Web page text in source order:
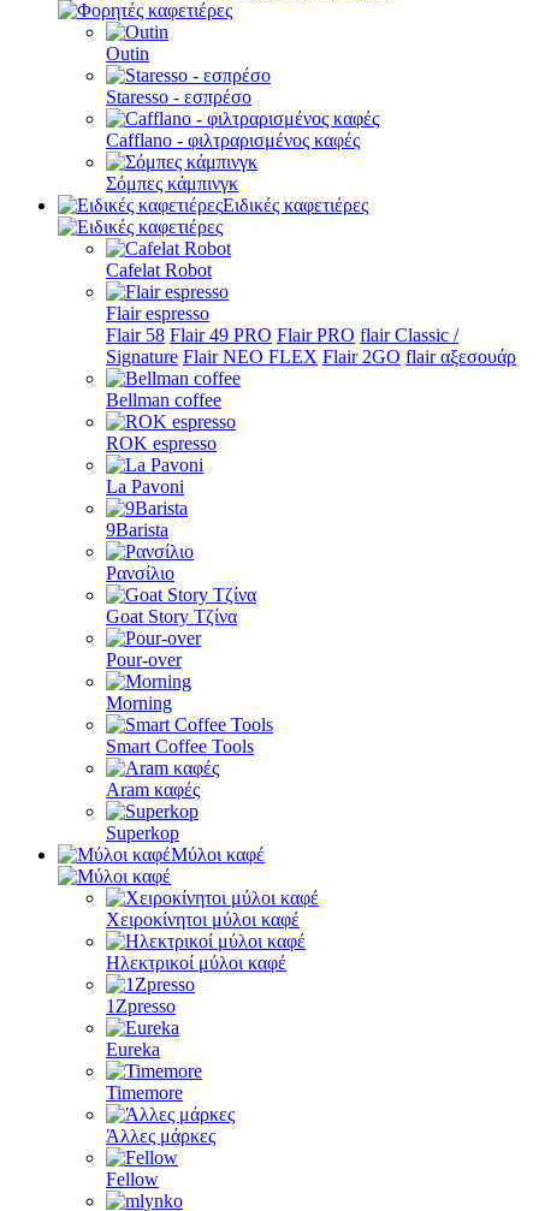
Outin
Staresso - εσπρέσο
Cafflano - φιλτραρισμένος καφές
Σόμπες κάμπινγκ
Ειδικές καφετιέρες
Cafelat Robot
Flair espresso
Flair 58 Flair 49 PRO Flair PRO flair Classic /
Signature Flair NEO FLEX Flair 2GO flair αξεσουάρ
Bellman coffee
ROK espresso
La Pavoni
9Barista
Ρανσίλιο
Goat Story Τζίνα
Pour-over
Morning
Smart Coffee Tools
Aram καφές
Superkop
Μύλοι καφέ
Χειροκίνητοι μύλοι καφέ
Ηλεκτρικοί μύλοι καφέ
1Zpresso
Eureka
Timemore
Άλλες μάρκες
Fellow